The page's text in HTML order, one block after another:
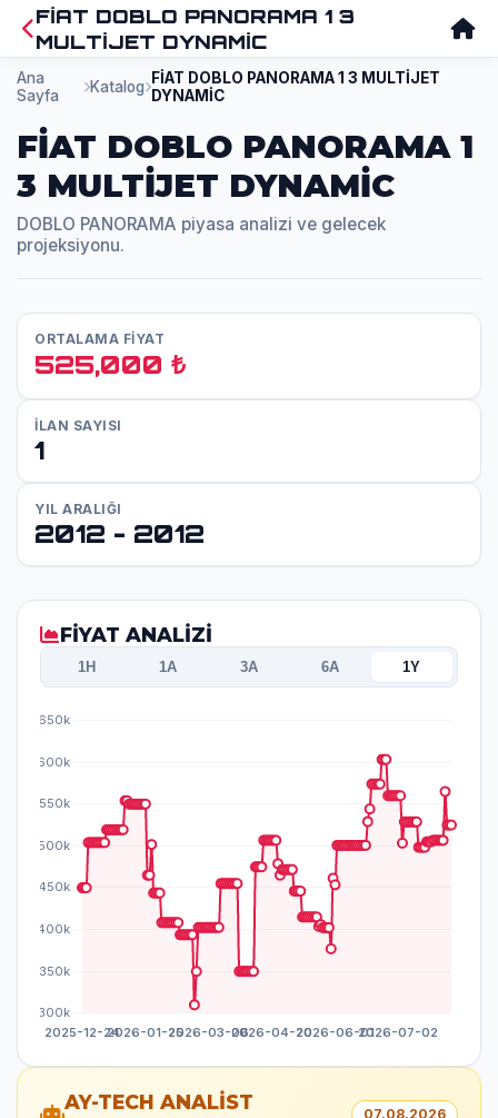
FİAT DOBLO PANORAMA 1 3
MULTİJET DYNAMİC
Ana
Sayfa
Katalog
FİAT DOBLO PANORAMA 1 3 MULTİJET
DYNAMİC
FİAT DOBLO PANORAMA 1
3 MULTİJET DYNAMİC
DOBLO PANORAMA piyasa analizi ve gelecek
projeksiyonu.
ORTALAMA FİYAT
525,000 ₺
İLAN SAYISI
1
YIL ARALIĞI
2012 - 2012
FİYAT ANALİZİ
1H 1A 3A 6A 1Y
AY-TECH ANALİST
07.08.2026